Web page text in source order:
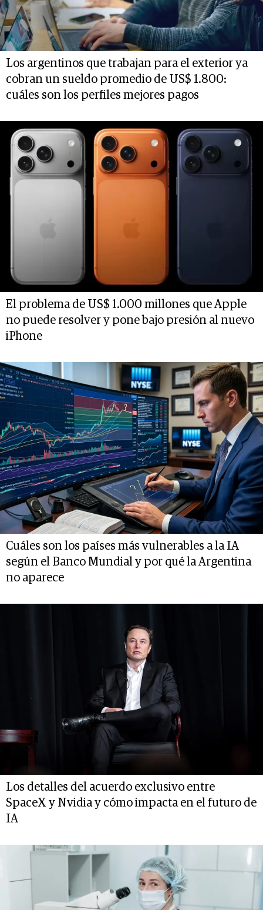
Los argentinos que trabajan para el exterior ya
cobran un sueldo promedio de US$ 1.800:
cuáles son los perfiles mejores pagos
El problema de US$ 1.000 millones que Apple
no puede resolver y pone bajo presión al nuevo
iPhone
Cuáles son los países más vulnerables a la IA
según el Banco Mundial y por qué la Argentina
no aparece
Los detalles del acuerdo exclusivo entre
SpaceX y Nvidia y cómo impacta en el futuro de
IA